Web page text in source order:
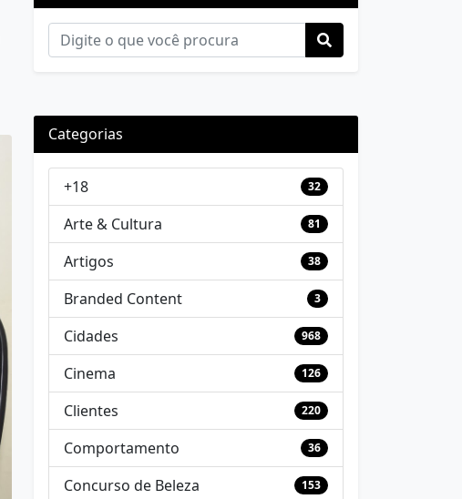
Categorias
+18 32
Arte & Cultura 81
Artigos 38
Branded Content 3
Cidades 968
Cinema 126
Clientes 220
Comportamento 36
Concurso de Beleza 153